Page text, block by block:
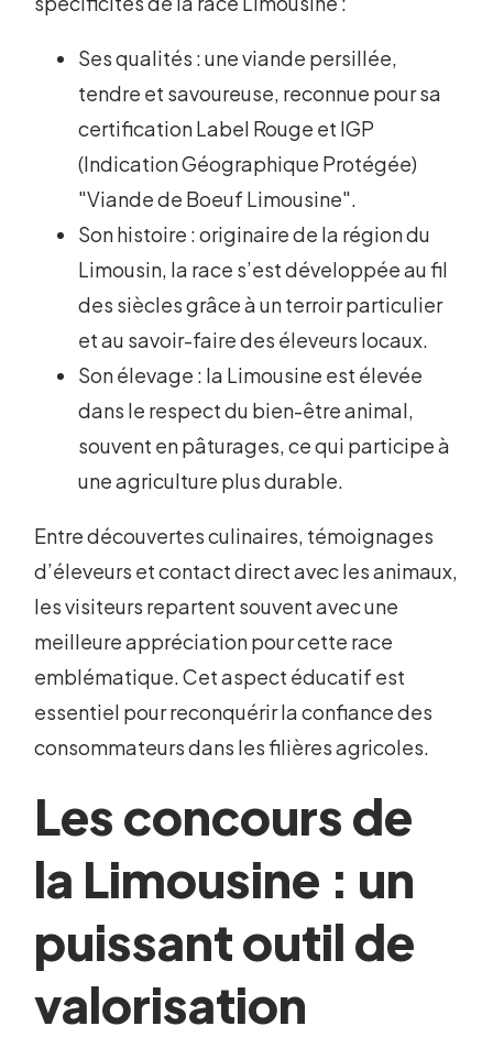
Ses qualités : une viande persillée,
tendre et savoureuse, reconnue pour sa
certification Label Rouge et IGP
(Indication Géographique Protégée)
"Viande de Boeuf Limousine".
Son histoire : originaire de la région du
Limousin, la race s’est développée au fil
des siècles grâce à un terroir particulier
et au savoir-faire des éleveurs locaux.
Son élevage : la Limousine est élevée
dans le respect du bien-être animal,
souvent en pâturages, ce qui participe à
une agriculture plus durable.
Entre découvertes culinaires, témoignages
d’éleveurs et contact direct avec les animaux,
les visiteurs repartent souvent avec une
meilleure appréciation pour cette race
emblématique. Cet aspect éducatif est
essentiel pour reconquérir la confiance des
consommateurs dans les filières agricoles.
Les concours de
la Limousine : un
puissant outil de
valorisation